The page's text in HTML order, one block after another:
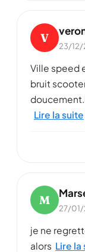
V
23/12/
Ville speed
bruit
Lire la suite
M
27/01/
je ne
alors Lire la